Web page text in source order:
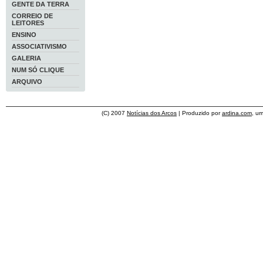
GENTE DA TERRA
CORREIO DE
LEITORES
ENSINO
ASSOCIATIVISMO
GALERIA
NUM SÓ CLIQUE
ARQUIVO
(C) 2007 Notícias dos Arcos | Produzido porardina.com ,